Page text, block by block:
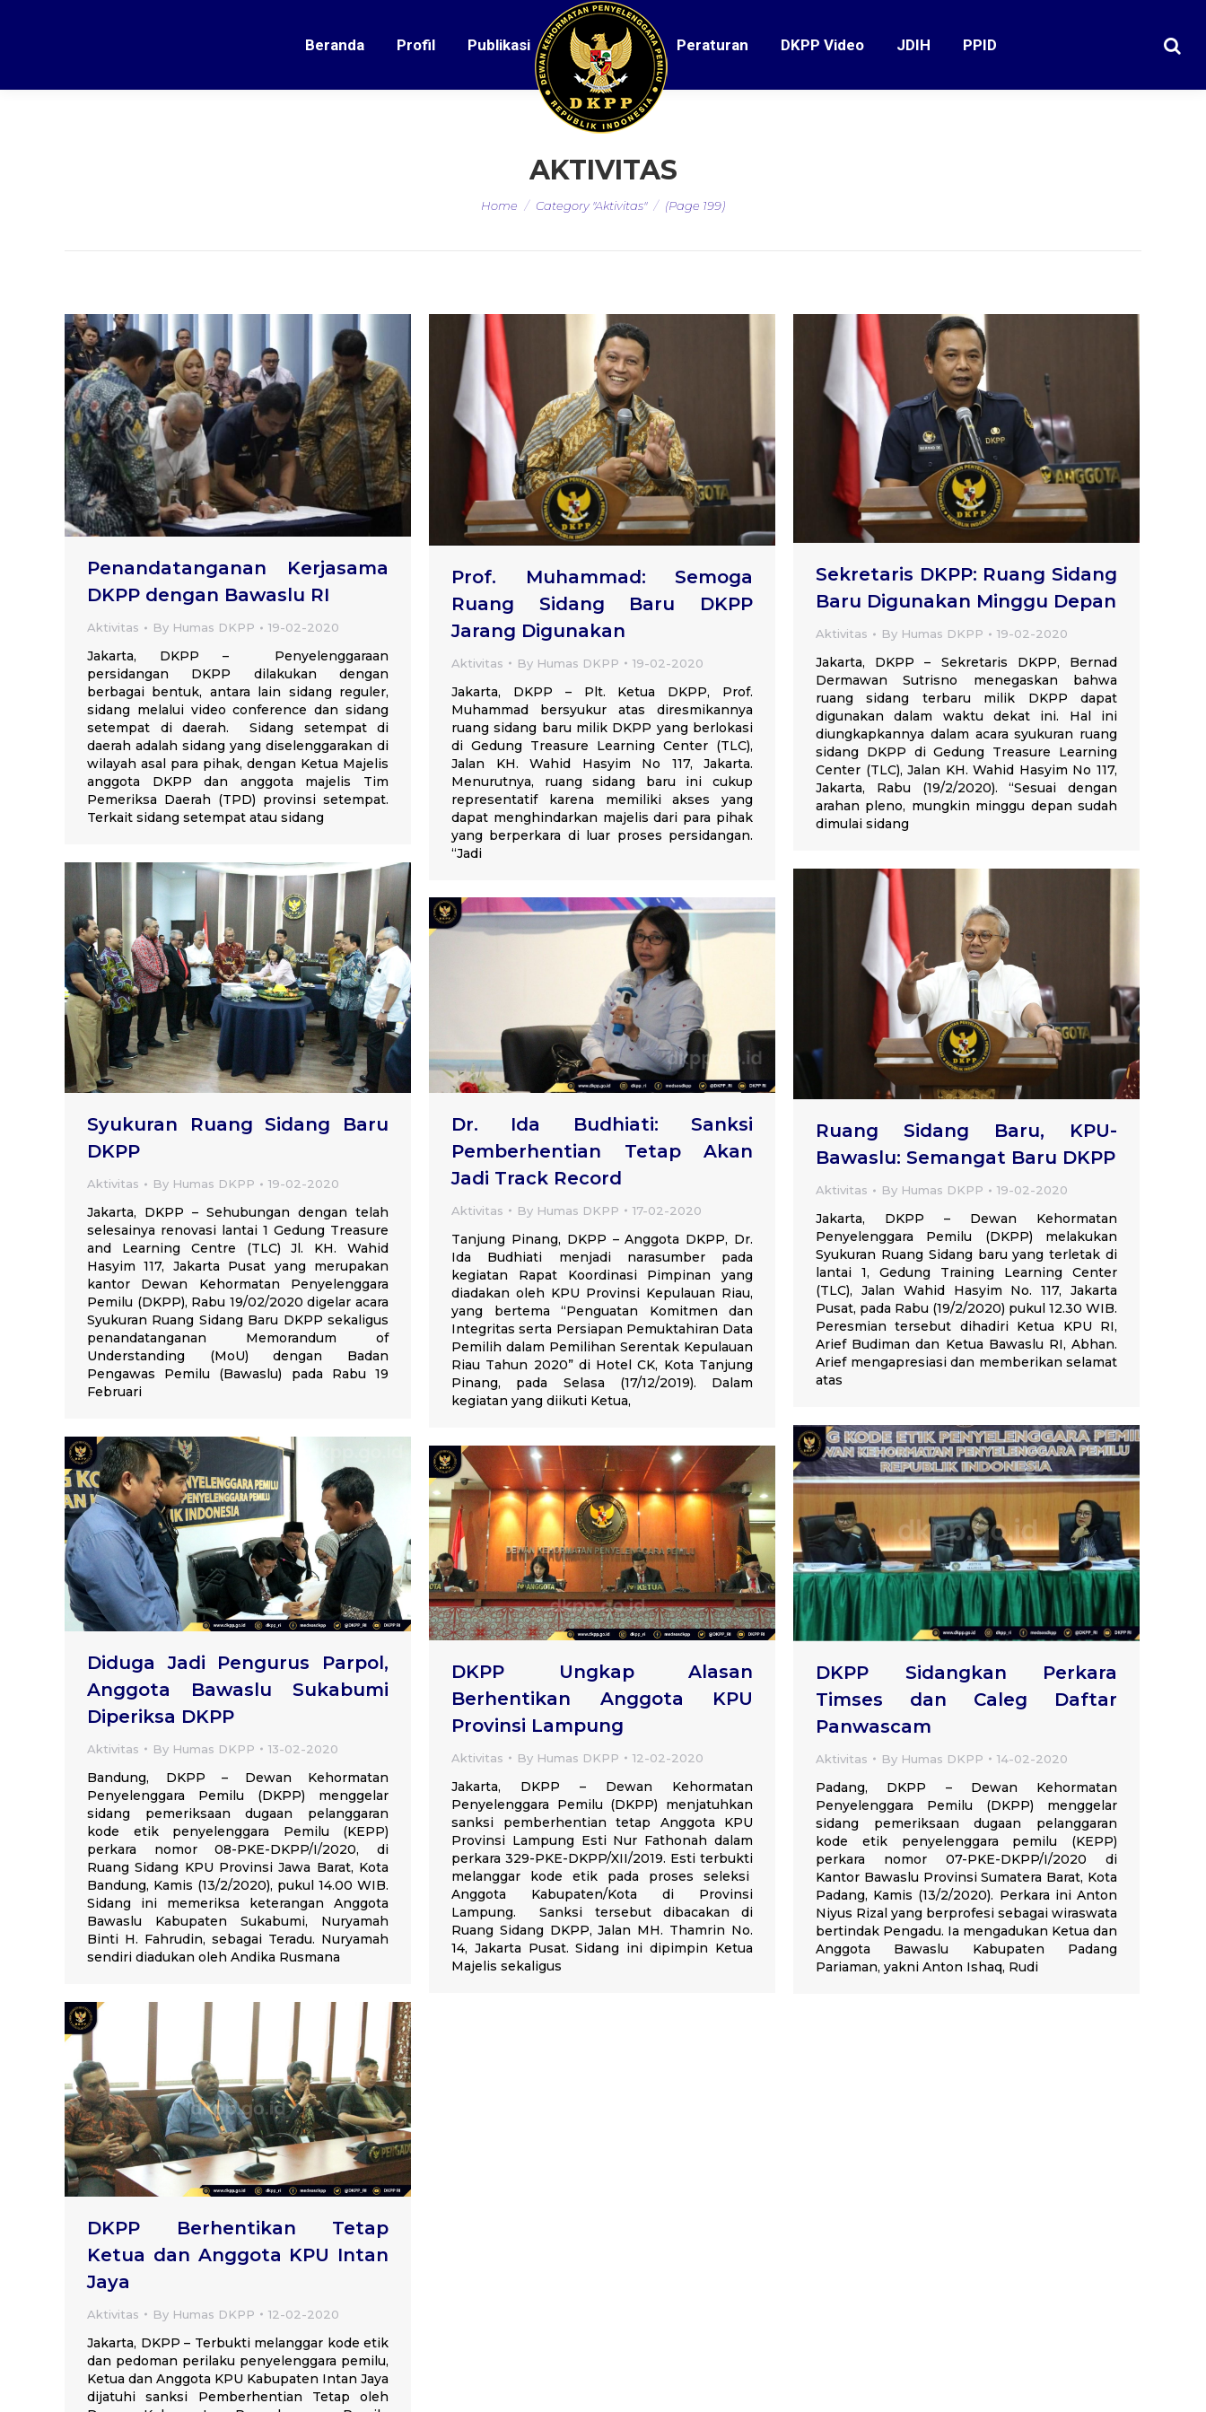
Beranda Profil Publikasi Peraturan DKPP Video JDIH PPID
AKTIVITAS
You are here:
Home Category "Aktivitas" (Page 199)
Penandatanganan Kerjasama
DKPP dengan Bawaslu RI
Aktivitas By Humas DKPP 19-02-2020
Jakarta, DKPP – Penyelenggaraan
persidangan DKPP dilakukan dengan
berbagai bentuk, antara lain sidang reguler,
sidang melalui video conference dan sidang
setempat di daerah. Sidang setempat di
daerah adalah sidang yang diselenggarakan di
wilayah asal para pihak, dengan Ketua Majelis
anggota DKPP dan anggota majelis Tim
Pemeriksa Daerah (TPD) provinsi setempat.
Terkait sidang setempat atau sidang
Prof. Muhammad: Semoga
Ruang Sidang Baru DKPP
Jarang Digunakan
Aktivitas By Humas DKPP 19-02-2020
Jakarta, DKPP – Plt. Ketua DKPP, Prof.
Muhammad bersyukur atas diresmikannya
ruang sidang baru milik DKPP yang berlokasi
di Gedung Treasure Learning Center (TLC),
Jalan KH. Wahid Hasyim No 117, Jakarta.
Menurutnya, ruang sidang baru ini cukup
representatif karena memiliki akses yang
dapat menghindarkan majelis dari para pihak
yang berperkara di luar proses persidangan.
“Jadi
Sekretaris DKPP: Ruang Sidang
Baru Digunakan Minggu Depan
Aktivitas By Humas DKPP 19-02-2020
Jakarta, DKPP – Sekretaris DKPP, Bernad
Dermawan Sutrisno menegaskan bahwa
ruang sidang terbaru milik DKPP dapat
digunakan dalam waktu dekat ini. Hal ini
diungkapkannya dalam acara syukuran ruang
sidang DKPP di Gedung Treasure Learning
Center (TLC), Jalan KH. Wahid Hasyim No 117,
Jakarta, Rabu (19/2/2020). “Sesuai dengan
arahan pleno, mungkin minggu depan sudah
dimulai sidang
Syukuran Ruang Sidang Baru
DKPP
Aktivitas By Humas DKPP 19-02-2020
Jakarta, DKPP – Sehubungan dengan telah
selesainya renovasi lantai 1 Gedung Treasure
and Learning Centre (TLC) Jl. KH. Wahid
Hasyim 117, Jakarta Pusat yang merupakan
kantor Dewan Kehormatan Penyelenggara
Pemilu (DKPP), Rabu 19/02/2020 digelar acara
Syukuran Ruang Sidang Baru DKPP sekaligus
penandatanganan Memorandum of
Understanding (MoU) dengan Badan
Pengawas Pemilu (Bawaslu) pada Rabu 19
Februari
Ruang Sidang Baru, KPU-
Bawaslu: Semangat Baru DKPP
Aktivitas By Humas DKPP 19-02-2020
Jakarta, DKPP – Dewan Kehormatan
Penyelenggara Pemilu (DKPP) melakukan
Syukuran Ruang Sidang baru yang terletak di
lantai 1, Gedung Training Learning Center
(TLC), Jalan Wahid Hasyim No. 117, Jakarta
Pusat, pada Rabu (19/2/2020) pukul 12.30 WIB.
Peresmian tersebut dihadiri Ketua KPU RI,
Arief Budiman dan Ketua Bawaslu RI, Abhan.
Arief mengapresiasi dan memberikan selamat
atas
Dr. Ida Budhiati: Sanksi
Pemberhentian Tetap Akan
Jadi Track Record
Aktivitas By Humas DKPP 17-02-2020
Tanjung Pinang, DKPP – Anggota DKPP, Dr.
Ida Budhiati menjadi narasumber pada
kegiatan Rapat Koordinasi Pimpinan yang
diadakan oleh KPU Provinsi Kepulauan Riau,
yang bertema “Penguatan Komitmen dan
Integritas serta Persiapan Pemuktahiran Data
Pemilih dalam Pemilihan Serentak Kepulauan
Riau Tahun 2020” di Hotel CK, Kota Tanjung
Pinang, pada Selasa (17/12/2019). Dalam
kegiatan yang diikuti Ketua,
DKPP Sidangkan Perkara
Timses dan Caleg Daftar
Panwascam
Aktivitas By Humas DKPP 14-02-2020
Padang, DKPP – Dewan Kehormatan
Penyelenggara Pemilu (DKPP) menggelar
sidang pemeriksaan dugaan pelanggaran
kode etik penyelenggara pemilu (KEPP)
perkara nomor 07-PKE-DKPP/I/2020 di
Kantor Bawaslu Provinsi Sumatera Barat, Kota
Padang, Kamis (13/2/2020). Perkara ini Anton
Niyus Rizal yang berprofesi sebagai wiraswata
bertindak Pengadu. Ia mengadukan Ketua dan
Anggota Bawaslu Kabupaten Padang
Pariaman, yakni Anton Ishaq, Rudi
Diduga Jadi Pengurus Parpol,
Anggota Bawaslu Sukabumi
Diperiksa DKPP
Aktivitas By Humas DKPP 13-02-2020
Bandung, DKPP – Dewan Kehormatan
Penyelenggara Pemilu (DKPP) menggelar
sidang pemeriksaan dugaan pelanggaran
kode etik penyelenggara Pemilu (KEPP)
perkara nomor 08-PKE-DKPP/I/2020, di
Ruang Sidang KPU Provinsi Jawa Barat, Kota
Bandung, Kamis (13/2/2020), pukul 14.00 WIB.
Sidang ini memeriksa keterangan Anggota
Bawaslu Kabupaten Sukabumi, Nuryamah
Binti H. Fahrudin, sebagai Teradu. Nuryamah
sendiri diadukan oleh Andika Rusmana
DKPP Ungkap Alasan
Berhentikan Anggota KPU
Provinsi Lampung
Aktivitas By Humas DKPP 12-02-2020
Jakarta, DKPP – Dewan Kehormatan
Penyelenggara Pemilu (DKPP) menjatuhkan
sanksi pemberhentian tetap Anggota KPU
Provinsi Lampung Esti Nur Fathonah dalam
perkara 329-PKE-DKPP/XII/2019. Esti terbukti
melanggar kode etik pada proses seleksi
Anggota Kabupaten/Kota di Provinsi
Lampung. Sanksi tersebut dibacakan di
Ruang Sidang DKPP, Jalan MH. Thamrin No.
14, Jakarta Pusat. Sidang ini dipimpin Ketua
Majelis sekaligus
DKPP Berhentikan Tetap
Ketua dan Anggota KPU Intan
Jaya
Aktivitas By Humas DKPP 12-02-2020
Jakarta, DKPP – Terbukti melanggar kode etik
dan pedoman perilaku penyelenggara pemilu,
Ketua dan Anggota KPU Kabupaten Intan Jaya
dijatuhi sanksi Pemberhentian Tetap oleh